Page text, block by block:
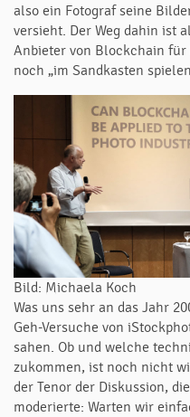
also ein Fotograf seine
versieht. Der Weg dahin ist
Anbieter von Blockchain für
noch „im Sandkasten
Bild: Michaela Koch
Was uns sehr an das Jahr
Geh-Versuche von
sahen. Ob und welche
zukommen, ist noch nicht
der Tenor der Diskussion,
moderierte: Warten wir